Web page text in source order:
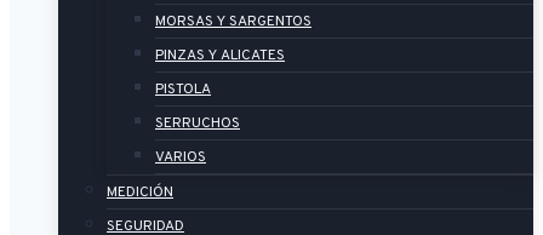
MORSAS Y SARGENTOS
PINZAS Y ALICATES
PISTOLA
SERRUCHOS
VARIOS
MEDICIÓN
SEGURIDAD